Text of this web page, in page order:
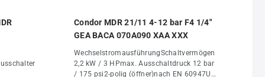
Condor MDR 21/11 4-12 bar F4 1/4"
GEA BACA 070A090 XAA XXX
WechselstromausführungSchaltvermögen
2,2 kW / 3 HPmax. Ausschaltdruck 12 bar
/ 175 psi2-polig (öffner)nach EN 60947UL